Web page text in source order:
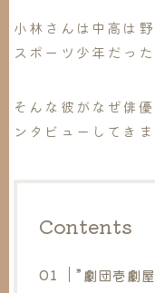
小林さんは中高は
スポーツ少年だった
そんな彼がなぜ俳
ンタビューしてきま
Contents
”劇団壱劇